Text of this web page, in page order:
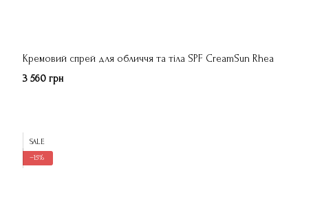
Кремовий спрей для обличчя та тіла SPF CreamSun Rhea
3 560 грн
SALE
−15%